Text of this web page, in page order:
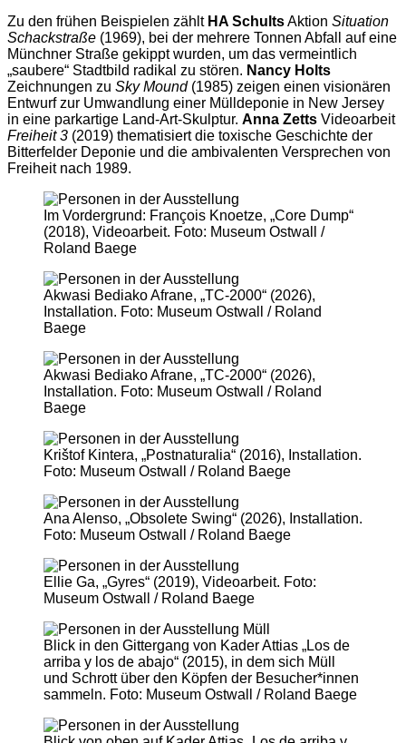
Zu den frühen Beispielen zählt HA SchultsAktion Situation
Schackstraße (1969), bei der mehrere Tonnen Abfall auf eine
Münchner Straße gekippt wurden, um das vermeintlich
„saubere“ Stadtbild radikal zu stören. Nancy Holts
Zeichnungen zu Sky Mound(1985) zeigen einen visionären
Entwurf zur Umwandlung einer Mülldeponie in New Jersey
in eine parkartige Land-Art-Skulptur. Anna Zetts Videoarbeit
Freiheit 3 (2019) thematisiert die toxische Geschichte der
Bitterfelder Deponie und die ambivalenten Versprechen von
Freiheit nach 1989.
Im Vordergrund: François Knoetze, „Core Dump“
(2018), Videoarbeit. Foto: Museum Ostwall /
Roland Baege
Akwasi Bediako Afrane, „TC-2000“ (2026),
Installation. Foto: Museum Ostwall / Roland
Baege
Akwasi Bediako Afrane, „TC-2000“ (2026),
Installation. Foto: Museum Ostwall / Roland
Baege
Krištof Kintera, „Postnaturalia“ (2016), Installation.
Foto: Museum Ostwall / Roland Baege
Ana Alenso, „Obsolete Swing“ (2026), Installation.
Foto: Museum Ostwall / Roland Baege
Ellie Ga, „Gyres“ (2019), Videoarbeit. Foto:
Museum Ostwall / Roland Baege
Blick in den Gittergang von Kader Attias „Los de
arriba y los de abajo“ (2015), in dem sich Müll
und Schrott über den Köpfen der Besucher*innen
sammeln. Foto: Museum Ostwall / Roland Baege